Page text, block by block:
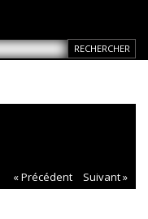
« Précédent
Suivant »